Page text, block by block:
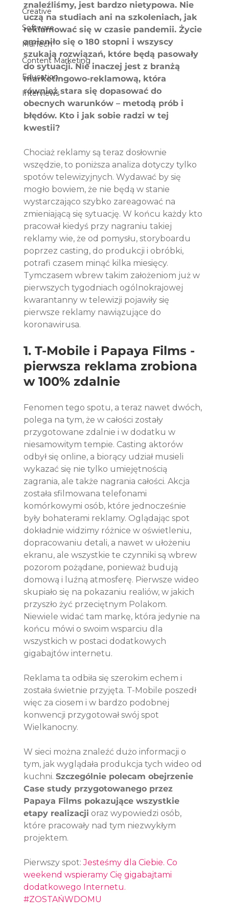
Creative
Software
MarTech
Content Marketing
Education
Interviews
znaleźliśmy, jest bardzo nietypowa. Nie
uczą na studiach ani na szkoleniach, jak
reklamować się w czasie pandemii. Życie
zmieniło się o 180 stopni i wszyscy
szukają rozwiązań, które będą pasowały
do sytuacji. Nie inaczej jest z branżą
marketingowo-reklamową, która
również stara się dopasować do
obecnych warunków – metodą prób i
błędów. Kto i jak sobie radzi w tej
kwestii?
Chociaż reklamy są teraz dosłownie
wszędzie, to poniższa analiza dotyczy tylko
spotów telewizyjnych. Wydawać by się
mogło bowiem, że nie będą w stanie
wystarczająco szybko zareagować na
zmieniającą się sytuację. W końcu każdy kto
pracował kiedyś przy nagraniu takiej
reklamy wie, że od pomysłu, storyboardu
poprzez casting, do produkcji i obróbki,
potrafi czasem minąć kilka miesięcy.
Tymczasem wbrew takim założeniom już w
pierwszych tygodniach ogólnokrajowej
kwarantanny w telewizji pojawiły się
pierwsze reklamy nawiązujące do
koronawirusa.
1. T-Mobile i Papaya Films -
pierwsza reklama zrobiona
w 100% zdalnie
Fenomen tego spotu, a teraz nawet dwóch,
polega na tym, że w całości zostały
przygotowane zdalnie i w dodatku w
niesamowitym tempie. Casting aktorów
odbył się online, a biorący udział musieli
wykazać się nie tylko umiejętnością
zagrania, ale także nagrania całości. Akcja
została sfilmowana telefonami
komórkowymi osób, które jednocześnie
były bohaterami reklamy. Oglądając spot
dokładnie widzimy różnice w oświetleniu,
dopracowaniu detali, a nawet w ułożeniu
ekranu, ale wszystkie te czynniki są wbrew
pozorom pożądane, ponieważ budują
domową i luźną atmosferę. Pierwsze wideo
skupiało się na pokazaniu realiów, w jakich
przyszło żyć przeciętnym Polakom.
Niewiele widać tam markę, która jedynie na
końcu mówi o swoim wsparciu dla
wszystkich w postaci dodatkowych
gigabajtów internetu.
Reklama ta odbiła się szerokim echem i
została świetnie przyjęta. T-Mobile poszedł
więc za ciosem i w bardzo podobnej
konwencji przygotował swój spot
Wielkanocny.
W sieci można znaleźć dużo informacji o
tym, jak wyglądała produkcja tych wideo od
kuchni. Szczególnie polecam obejrzenie
Case study przygotowanego przez
Papaya Films pokazujące wszystkie
etapy realizacji oraz wypowiedzi osób,
które pracowały nad tym niezwykłym
projektem.
Pierwszy spot: Jesteśmy dla Ciebie. Co
weekend wspieramy Cię gigabajtami
dodatkowego Internetu.
#ZOSTAŃWDOMU